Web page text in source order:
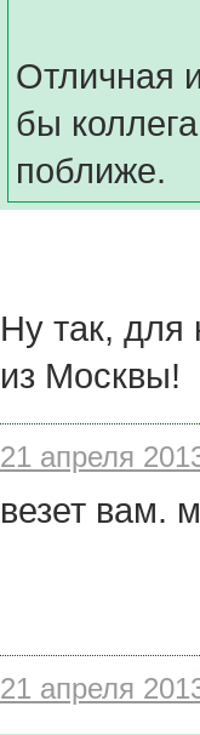
Отличная
бы
поближе.
Ну так,
из Москвы!
21 апреля
везет вам.
21 апреля